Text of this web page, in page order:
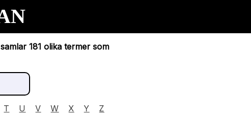
181 olika termer som
T U V W X Y
Z